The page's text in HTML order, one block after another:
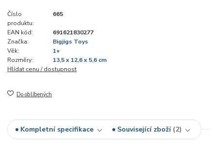
Číslo
produktu:
665
EAN kód:
691621830277
Značka:
Bigjigs Toys
Věk:
1+
Rozměry:
13,5 x 12,6 x 5,6 cm
Hlídat cenu / dostupnost
Do oblíbených
Kompletní specifikace Související zboží 2